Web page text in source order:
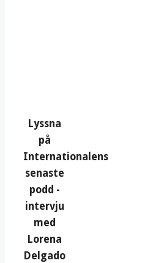
Lyssna
på
Internationalens
senaste
podd -
intervju
med
Lorena
Delgado